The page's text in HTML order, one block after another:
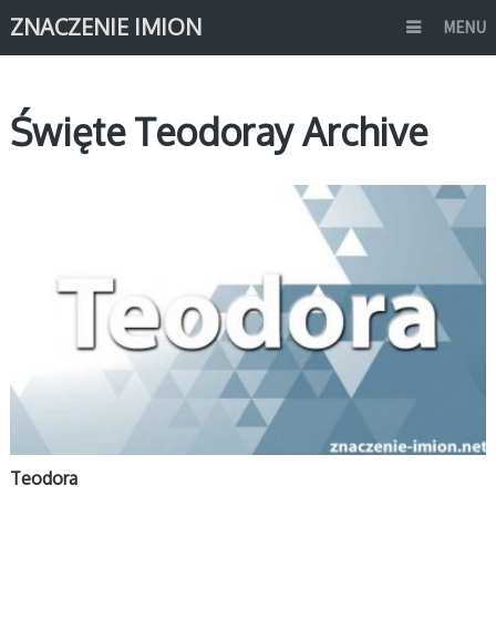
ZNACZENIE IMION MENU
Święte Teodoray Archive
Teodora